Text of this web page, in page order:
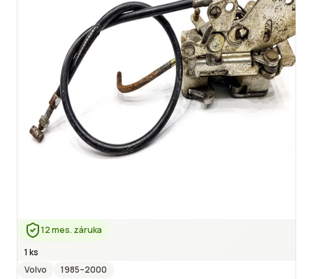
12 mes. záruka
1 ks
Volvo
1985–2000